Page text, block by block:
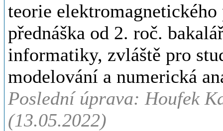
teorie
přednáška od 2. roč.
informatiky, zvláště pro
modelování a numerická
Poslední úprava: Houfek
(13.05.2022)